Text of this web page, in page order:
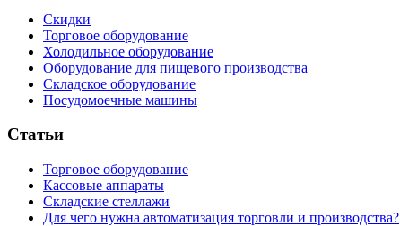
Скидки
Торговое оборудование
Холодильное оборудование
Оборудование для пищевого производства
Складское оборудование
Посудомоечные машины
Статьи
Торговое оборудование
Кассовые аппараты
Складские стеллажи
Для чего нужна автоматизация торговли и производства?